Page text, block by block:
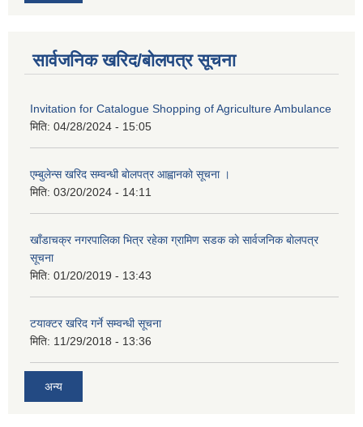
सार्वजनिक खरिद/बोलपत्र सूचना
Invitation for Catalogue Shopping of Agriculture Ambulance
मिति: 04/28/2024 - 15:05
एम्बुलेन्स खरिद सम्वन्धी बाेलपत्र आह्वानकाे सूचना ।
मिति: 03/20/2024 - 14:11
खाँडाचक्र नगरपालिका भित्र रहेका ग्रामिण सडक काे सार्वजनिक बाेलपत्र
सूचना
मिति: 01/20/2019 - 13:43
टयाक्टर खरिद गर्ने सम्वन्धी सूचना
मिति: 11/29/2018 - 13:36
अन्य